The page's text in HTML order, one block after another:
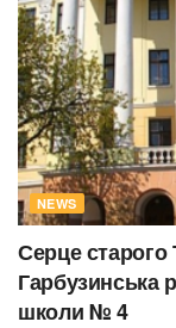
NEWS
Серце
Гарбузинська
школи № 4